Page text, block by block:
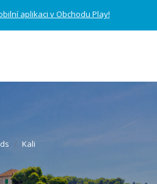
aplikaci v Obchodu Play!
Kali